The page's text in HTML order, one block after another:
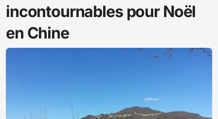
incontournables pour Noël
en Chine